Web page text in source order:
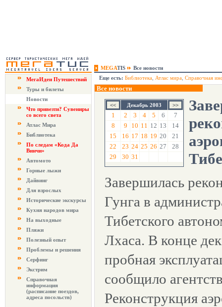
MEGATIS
Все новости
МегаИдеи Путешествий
Туры и билеты
Новости
Что привезти? Сувениры
со всего света
Атлас Мира
Библиотека
По следам «Кода Да
Винчи»
Автомото
Горные лыжи
Дайвинг
Для взрослых
Исторические экскурсы
Кухня народов мира
На выходные
Пляжи
Полезный опыт
Проблемы и решения
Серфинг
Экстрим
Справочная
информация
(расписание поездов,
адреса посольств)
Еще есть: Библиотека Атлас мира Справочная
Все новости
Декабрь 2003
1 2 3 4 5 6
7
8
9 10 11 12 13
14
15
16 17 18 19 20
21
22
23 24 25 26 27
28
29
30 31
Завершилась
Гунга в
Тибетского
Лхаса. В конце
пробная
сообщило
Реконструкция